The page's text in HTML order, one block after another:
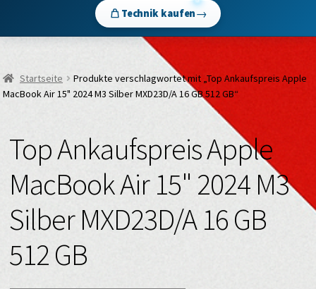
verkaufen
Gebrauchte Elektronik verkaufen
💰 Bonusprogramm
Technik kaufen→
Startseite
Produkte verschlagwortet mit „Top Ankaufspreis Apple
MacBook Air 15" 2024 M3 Silber MXD23D/A 16 GB 512 GB“
Top Ankaufspreis Apple
MacBook Air 15" 2024 M3
Silber MXD23D/A 16 GB
512 GB